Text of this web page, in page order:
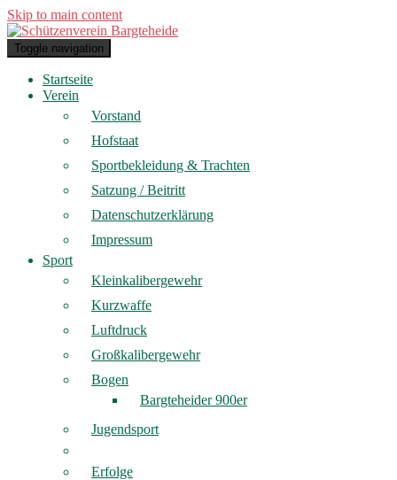
Skip to main content
Toggle navigation
Startseite
Verein
Vorstand
Hofstaat
Sportbekleidung & Trachten
Satzung / Beitritt
Datenschutzerklärung
Impressum
Sport
Kleinkalibergewehr
Kurzwaffe
Luftdruck
Großkalibergewehr
Bogen
Bargteheider 900er
Jugendsport
Erfolge